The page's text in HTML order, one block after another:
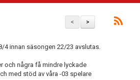
>
<
4 innan säsongen 22/23 avslutas.
och några få mindre lyckade
med stöd av våra -03 spelare